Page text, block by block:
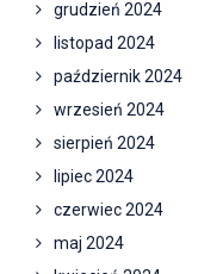
grudzień 2024
listopad 2024
październik 2024
wrzesień 2024
sierpień 2024
lipiec 2024
czerwiec 2024
maj 2024